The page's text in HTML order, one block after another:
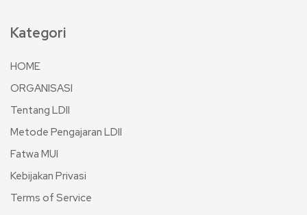
Kategori
HOME
ORGANISASI
Tentang LDII
Metode Pengajaran LDII
Fatwa MUI
Kebijakan Privasi
Terms of Service